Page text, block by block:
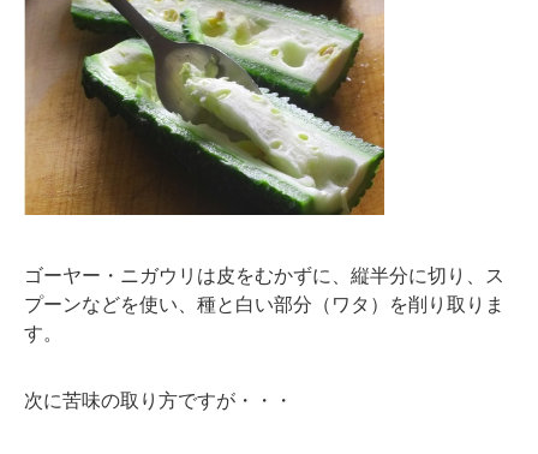
ゴーヤー・ニガウリは皮をむかずに、縦半分に切り、ス
プーンなどを使い、種と白い部分（ワタ）を削り取りま
す。
次に苦味の取り方ですが・・・